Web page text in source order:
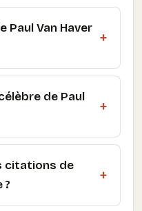
Paul Van Haver
de Paul
citations de
?